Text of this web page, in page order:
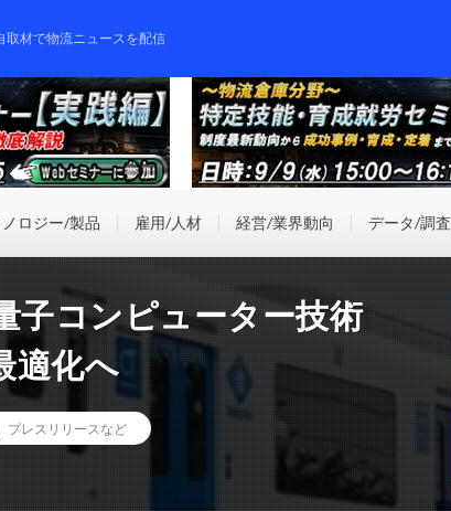
取材で物流ニュースを配信
ロジー/製品 雇用/人材 経営/業界動向 データ/調査
子コンピューター技術
適化へ
プレスリリースなど